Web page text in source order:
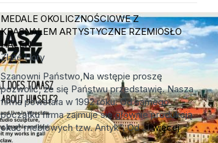
MEDALE OKOLICZNOŚCIOWE Z
KRASNALEMARTYSTYCZNE RZEMIOSŁO
HALEN
Zlaté Hory
Szanowni Państwo,Na wstępie proszę
pozwolić, że się Państwu przedstawię. Nasza
firma powstała w 1992 roku. Od samego
początku firma zajmuje się głównie produkcją
okuć meblowych tzw. Antyk”. Od ...więcej